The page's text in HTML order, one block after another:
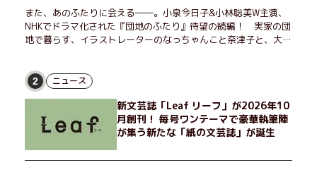
また、あのふたりに会える――。小泉今日子&小林聡美W主演、
NHKでドラマ化された『団地のふたり』待望の続編！ 実家の団
地で暮らす、イラストレーターのなっちゃんこと奈津子と、大学
げたり、部屋でふたりだけの「台湾映画祭」を催したり。50代
独身、幼なじみの変わらぬ友情とささやかな幸せの日々を描く。
2 ニュース
新文芸誌「Leaf リーフ」が2026年10
月創刊！ 毎号ワンテーマで豪華執筆陣
が集う新たな「紙の文芸誌」が誕生